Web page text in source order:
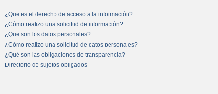
¿Qué es el derecho de acceso a la información?
¿Cómo realizo una solicitud de información?
¿Qué son los datos personales?
¿Cómo realizo una solicitud de datos personales?
¿Qué son las obligaciones de transparencia?
Directorio de sujetos obligados